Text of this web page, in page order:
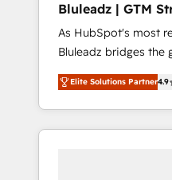
ら、GTMの見える化
運用、データ品質設計
合に対応します。 2️⃣ AIエージェント組織構築
営業・マーケティング
行する組織への移行を
Claude等をHubSpot
用ルール・成果指標ま
Bluleadz | GTM
Implementation
As HubSpot's most
Bluleadz bridges the
and execution. We don't just "set up tools" —
we install the GTM
OS) to align your
portal that drives
Elite Solutions Partner4.9